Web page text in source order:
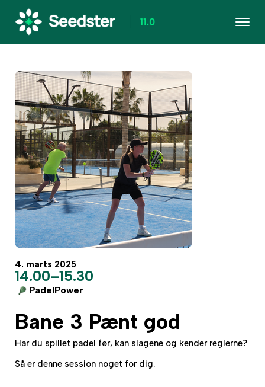
4. marts 2025
14.00–15.30
PadelPower
Bane 3 Pænt god
Har du spillet padel før, kan slagene og kender reglerne?
Så er denne session noget for dig.